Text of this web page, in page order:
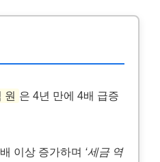
원 은 4년 만에 4배 급증
이상 증가하며 ‘세금 역